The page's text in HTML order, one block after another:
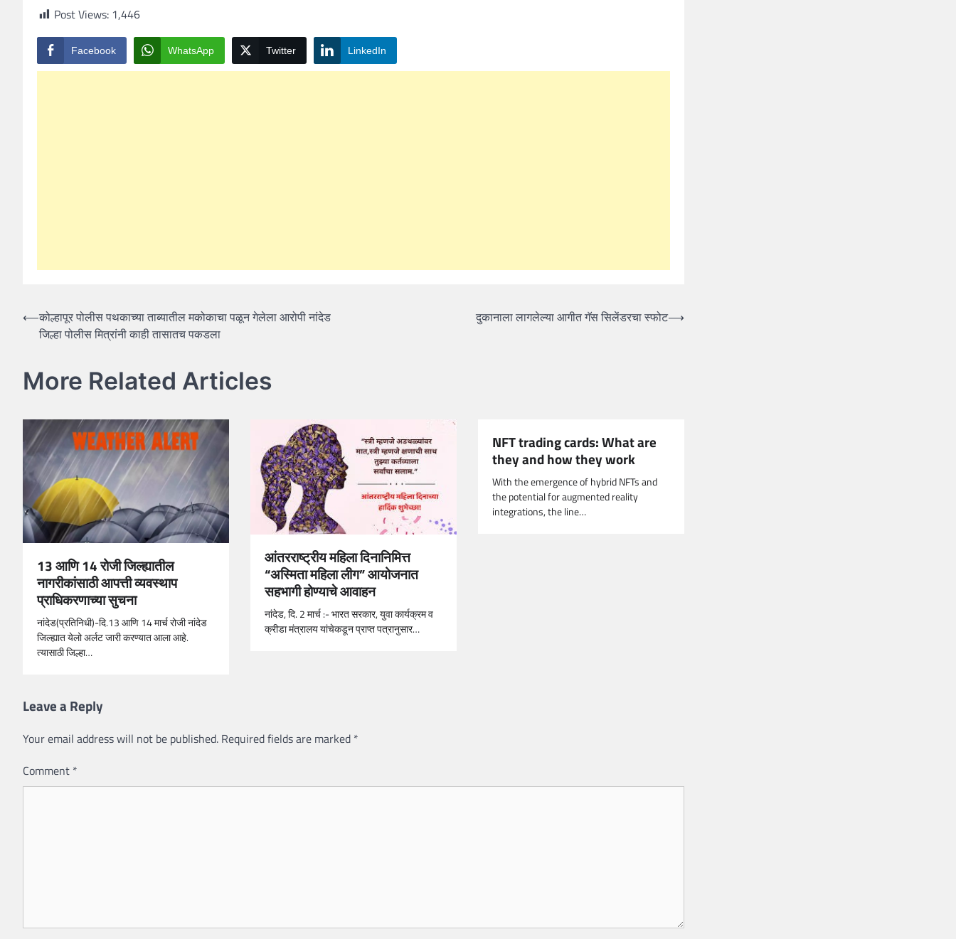
Post Views: 1,446
Facebook WhatsApp Twitter LinkedIn
Post
navigation
⟵कोल्हापूर पोलीस पथकाच्या ताब्यातील मकोकाचा पळून गेलेला आरोपी नांदेड
जिल्हा पोलीस मित्रांनी काही तासातच पकडला
दुकानाला लागलेल्या आगीत गॅस सिलेंडरचा स्फोट⟶
More Related Articles
13 आणि 14 रोजी जिल्ह्यातील
नागरीकांसाठी आपत्ती व्यवस्थाप
प्राधिकरणाच्या सुचना
नांदेड(प्रतिनिधी)-दि.13 आणि 14 मार्च रोजी नांदेड
जिल्ह्यात येलो अर्लट जारी करण्यात आला आहे.
त्यासाठी जिल्हा…
आंतरराष्ट्रीय महिला दिनानिमित्त
“अस्मिता महिला लीग” आयोजनात
सहभागी होण्याचे आवाहन
नांदेड, दि. 2 मार्च :- भारत सरकार, युवा कार्यक्रम व
क्रीडा मंत्रालय यांचेकडून प्राप्त पत्रानुसार…
NFT trading cards: What are
they and how they work
With the emergence of hybrid NFTs and
the potential for augmented reality
integrations, the line…
Leave a Reply
Your email address will not be published. Required fields are marked *
Comment *